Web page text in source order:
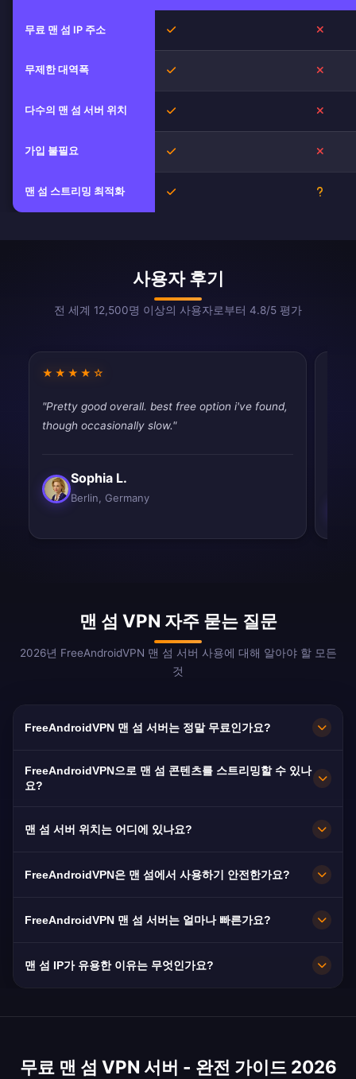
무료 맨 섬 IP 주소 예
무제한 대역폭 예
다수의 맨 섬 서버 위치 예
가입 불필요 예
맨 섬 스트리밍 최적화 예
사용자 후기
전 세계 12,500명 이상의 사용자로부터 4.8/5 평가
★★★★☆
"Pretty good overall. best free option i've found,
though occasionally slow."
Sophia L.
Berlin, Germany
맨 섬 VPN 자주 묻는 질문
2026년 FreeAndroidVPN 맨 섬 서버 사용에 대해 알아야 할 모든
것
FreeAndroidVPN 맨 섬 서버는 정말 무료인가요?
니다. 매우 희귀한 VPN 위치로, 맨 섬 서버를 제공
FreeAndroidVPN으로 맨 섬 콘텐츠를 스트리밍할 수 있나
요?
맨 섬 VPN은 Manx Radio와 TT Racing 중계를 원
활하게 스트리밍할 수 있도록 최적화되어 있습니
맨 섬 서버 위치는 어디에 있나요?
필에 여러 고속 서버를 유지합니다. 모든 서버는
에서 원하는 맨 섬 도시를 선택하여 최적의 성능을
FreeAndroidVPN은 맨 섬에서 사용하기 안전한가요?
용합니다. 맨 섬의 독립적인 데이터 보호 프레임워
FreeAndroidVPN 맨 섬 서버는 얼마나 빠른가요?
80Mbps이며 Rockabill 해저 케이블을 통한 강력
맨 섬 IP가 유용한 이유는 무엇인가요?
선스 관할 지역입니다. 맨 섬 IP는 맨 섬 라이선스
접속을 제공합니다. 또한 전 세계에서 가장 희귀한
무료 맨 섬 VPN 서버 - 완전 가이드 2026